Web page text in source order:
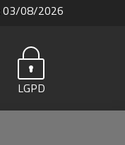
03/08/2026
LGPD